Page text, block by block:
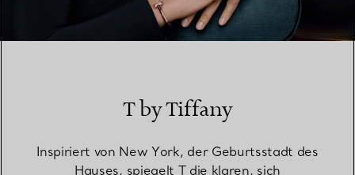
T by Tiffany
Inspiriert von New York, der Geburtsstadt des
Hauses, spiegelt T die klaren, sich